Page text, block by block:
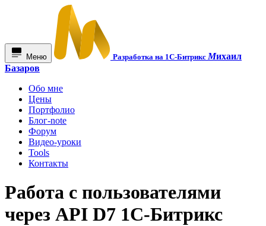
Меню Разработка на 1С-БитриксМихаил
Базаров
Обо мне
Цены
Портфолио
Блог-note
Форум
Видео-уроки
Tools
Контакты
Работа с пользователями
через API D7 1С-Битрикс